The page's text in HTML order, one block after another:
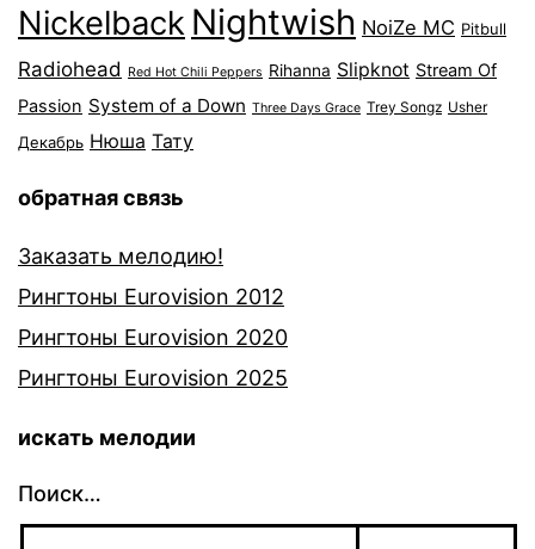
Nickelback Nightwish NoiZe MC Pitbull
Radiohead Red Hot Chili Peppers Rihanna Slipknot Stream Of
Passion System of a Down Three Days Grace Trey Songz Usher
Декабрь Нюша Тату
обратная связь
Заказать мелодию!
Рингтоны Eurovision 2012
Рингтоны Eurovision 2020
Рингтоны Eurovision 2025
искать мелодии
Поиск…